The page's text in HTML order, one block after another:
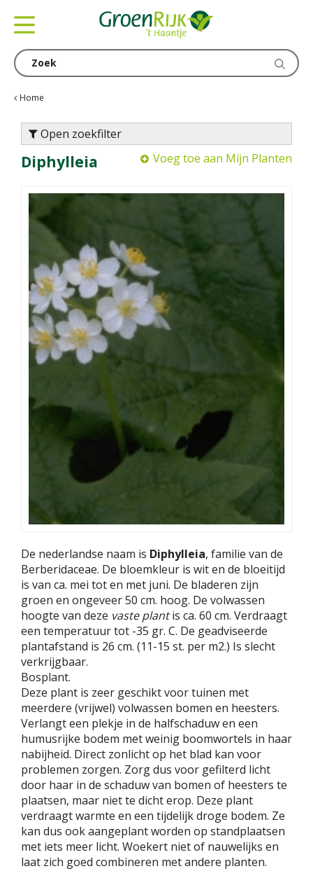
Home
Open zoekfilter
Diphylleia Voeg toe aan Mijn Planten
De nederlandse naam is Diphylleia, familie van de
Berberidaceae. De bloemkleur is wit en de bloeitijd
is van ca. mei tot en met juni. De bladeren zijn
groen en ongeveer 50 cm. hoog. De volwassen
hoogte van deze vaste plantis ca. 60 cm. Verdraagt
een temperatuur tot -35 gr. C. De geadviseerde
plantafstand is 26 cm. (11-15 st. per m2.) Is slecht
verkrijgbaar.
Bosplant.
Deze plant is zeer geschikt voor tuinen met
meerdere (vrijwel) volwassen bomen en heesters.
Verlangt een plekje in de halfschaduw en een
humusrijke bodem met weinig boomwortels in haar
nabijheid. Direct zonlicht op het blad kan voor
problemen zorgen. Zorg dus voor gefilterd licht
door haar in de schaduw van bomen of heesters te
plaatsen, maar niet te dicht erop. Deze plant
verdraagt warmte en een tijdelijk droge bodem. Ze
kan dus ook aangeplant worden op standplaatsen
met iets meer licht. Woekert niet of nauwelijks en
laat zich goed combineren met andere planten.